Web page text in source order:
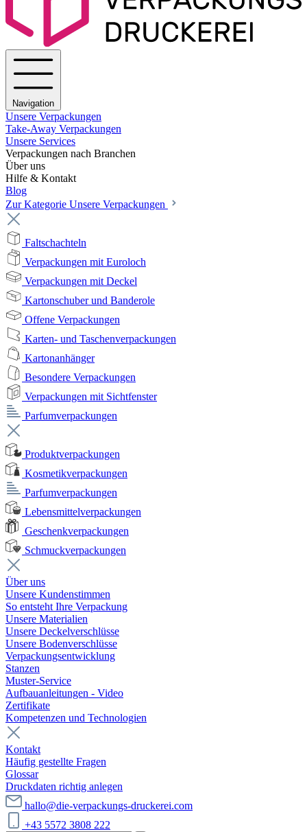
Navigation
Unsere Verpackungen
Take-Away Verpackungen
Unsere Services
Verpackungen nach Branchen
Über uns
Hilfe & Kontakt
Blog
Zur Kategorie Unsere Verpackungen
Faltschachteln
Verpackungen mit Euroloch
Verpackungen mit Deckel
Kartonschuber und Banderole
Offene Verpackungen
Karten- und Taschenverpackungen
Kartonanhänger
Besondere Verpackungen
Verpackungen mit Sichtfenster
Parfumverpackungen
Produktverpackungen
Kosmetikverpackungen
Parfumverpackungen
Lebensmittelverpackungen
Geschenkverpackungen
Schmuckverpackungen
Über uns
Unsere Kundenstimmen
So entsteht Ihre Verpackung
Unsere Materialien
Unsere Deckelverschlüsse
Unsere Bodenverschlüsse
Verpackungsentwicklung
Stanzen
Muster-Service
Aufbauanleitungen - Video
Zertifikate
Kompetenzen und Technologien
Kontakt
Häufig gestellte Fragen
Glossar
Druckdaten richtig anlegen
hallo@die-verpackungs-druckerei.com
+43 5572 3808 222